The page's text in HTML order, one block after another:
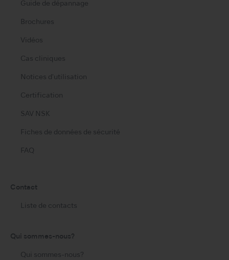
Guide de dépannage
Brochures
Vidéos
Cas cliniques
Notices d'utilisation
Certification
SAV NSK
Fiches de données de sécurité
FAQ
Contact
Liste de contacts
Qui sommes-nous?
Qui sommes-nous?